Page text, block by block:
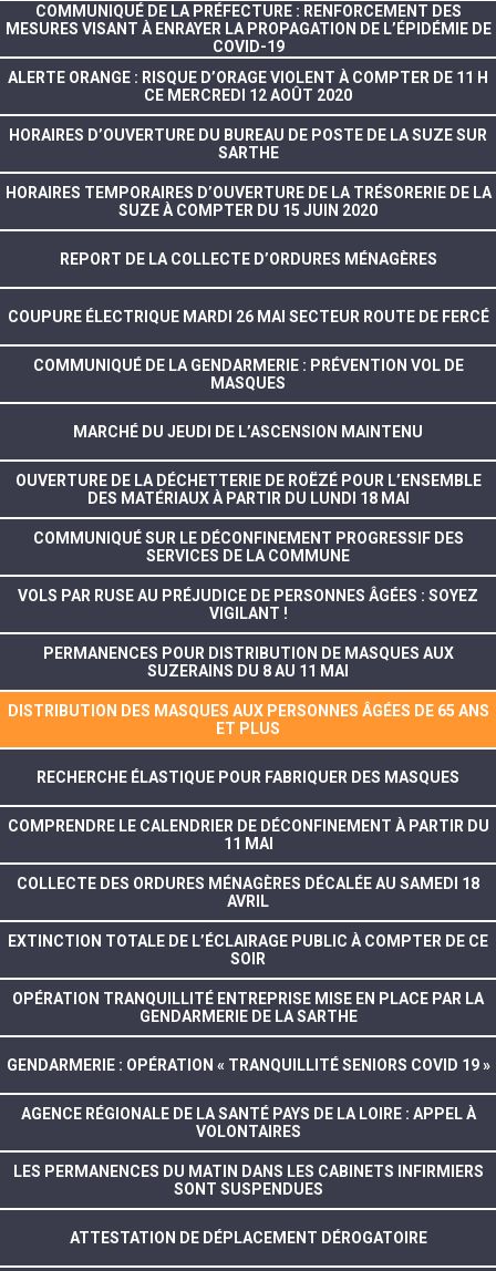
COMMUNIQUÉ DE LA PRÉFECTURE : RENFORCEMENT DES
MESURES VISANT À ENRAYER LA PROPAGATION DE L’ÉPIDÉMIE DE
COVID-19
ALERTE ORANGE : RISQUE D’ORAGE VIOLENT À COMPTER DE 11 H
CE MERCREDI 12 AOÛT 2020
HORAIRES D’OUVERTURE DU BUREAU DE POSTE DE LA SUZE SUR
SARTHE
HORAIRES TEMPORAIRES D’OUVERTURE DE LA TRÉSORERIE DE LA
SUZE À COMPTER DU 15 JUIN 2020
REPORT DE LA COLLECTE D’ORDURES MÉNAGÈRES
COUPURE ÉLECTRIQUE MARDI 26 MAI SECTEUR ROUTE DE FERCÉ
COMMUNIQUÉ DE LA GENDARMERIE : PRÉVENTION VOL DE
MASQUES
MARCHÉ DU JEUDI DE L’ASCENSION MAINTENU
OUVERTURE DE LA DÉCHETTERIE DE ROËZÉ POUR L’ENSEMBLE
DES MATÉRIAUX À PARTIR DU LUNDI 18 MAI
COMMUNIQUÉ SUR LE DÉCONFINEMENT PROGRESSIF DES
SERVICES DE LA COMMUNE
VOLS PAR RUSE AU PRÉJUDICE DE PERSONNES ÂGÉES : SOYEZ
VIGILANT !
PERMANENCES POUR DISTRIBUTION DE MASQUES AUX
SUZERAINS DU 8 AU 11 MAI
DISTRIBUTION DES MASQUES AUX PERSONNES ÂGÉES DE 65 ANS
ET PLUS
RECHERCHE ÉLASTIQUE POUR FABRIQUER DES MASQUES
COMPRENDRE LE CALENDRIER DE DÉCONFINEMENT À PARTIR DU
11 MAI
COLLECTE DES ORDURES MÉNAGÈRES DÉCALÉE AU SAMEDI 18
AVRIL
EXTINCTION TOTALE DE L’ÉCLAIRAGE PUBLIC À COMPTER DE CE
SOIR
OPÉRATION TRANQUILLITÉ ENTREPRISE MISE EN PLACE PAR LA
GENDARMERIE DE LA SARTHE
GENDARMERIE : OPÉRATION « TRANQUILLITÉ SENIORS COVID 19 »
AGENCE RÉGIONALE DE LA SANTÉ PAYS DE LA LOIRE : APPEL À
VOLONTAIRES
LES PERMANENCES DU MATIN DANS LES CABINETS INFIRMIERS
SONT SUSPENDUES
ATTESTATION DE DÉPLACEMENT DÉROGATOIRE